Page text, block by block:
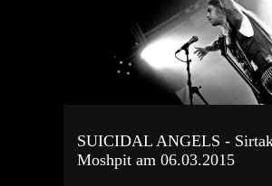
SUICIDAL ANGELS -
Moshpit am 06.03.2015